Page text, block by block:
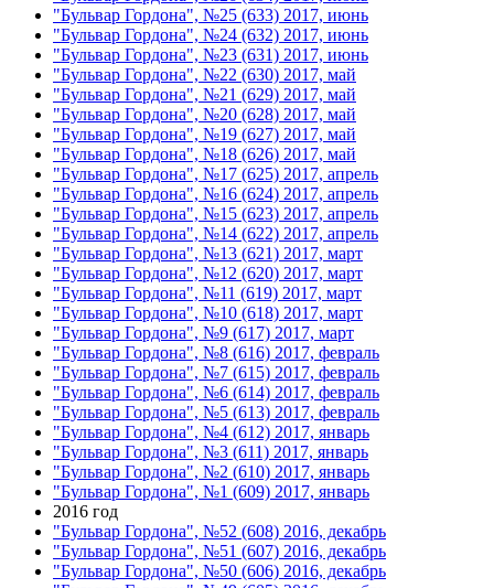
"Бульвар Гордона", №25 (633) 2017, июнь
"Бульвар Гордона", №24 (632) 2017, июнь
"Бульвар Гордона", №23 (631) 2017, июнь
"Бульвар Гордона", №22 (630) 2017, май
"Бульвар Гордона", №21 (629) 2017, май
"Бульвар Гордона", №20 (628) 2017, май
"Бульвар Гордона", №19 (627) 2017, май
"Бульвар Гордона", №18 (626) 2017, май
"Бульвар Гордона", №17 (625) 2017, апрель
"Бульвар Гордона", №16 (624) 2017, апрель
"Бульвар Гордона", №15 (623) 2017, апрель
"Бульвар Гордона", №14 (622) 2017, апрель
"Бульвар Гордона", №13 (621) 2017, март
"Бульвар Гордона", №12 (620) 2017, март
"Бульвар Гордона", №11 (619) 2017, март
"Бульвар Гордона", №10 (618) 2017, март
"Бульвар Гордона", №9 (617) 2017, март
"Бульвар Гордона", №8 (616) 2017, февраль
"Бульвар Гордона", №7 (615) 2017, февраль
"Бульвар Гордона", №6 (614) 2017, февраль
"Бульвар Гордона", №5 (613) 2017, февраль
"Бульвар Гордона", №4 (612) 2017, январь
"Бульвар Гордона", №3 (611) 2017, январь
"Бульвар Гордона", №2 (610) 2017, январь
"Бульвар Гордона", №1 (609) 2017, январь
2016 год
"Бульвар Гордона", №52 (608) 2016, декабрь
"Бульвар Гордона", №51 (607) 2016, декабрь
"Бульвар Гордона", №50 (606) 2016, декабрь